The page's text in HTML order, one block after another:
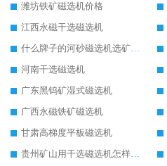
潍坊铁矿磁选机价格
江西永磁干选磁选机
什么牌子的河砂磁选机选矿效果好
河南干选磁选机
广东黑钨矿湿式磁选机
广西永磁铁矿磁选机
甘肃高梯度平板磁选机
贵州矿山用干选磁选机怎样调磁